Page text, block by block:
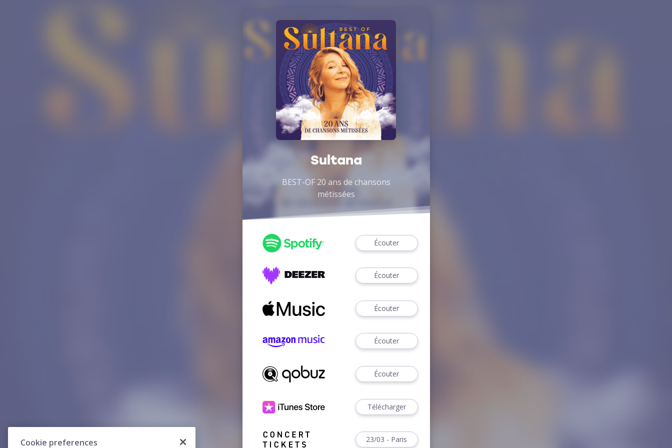
Sultana
BEST-OF 20 ans de chansons
métissées
Écouter
Écouter
Écouter
Écouter
Écouter
Télécharger
23/03 - Paris
Cookie preferences